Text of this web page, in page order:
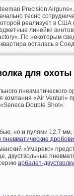
Precision
тесно
реализует в
линейки
По некоторым
осталась в
для
пневматического
компания «Air Venturi»
Double Shot»:
но и пулями 12,7
пневматические
«Умарекс»
двуствольные
арбалет-